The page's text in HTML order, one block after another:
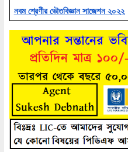
নবম শ্রেণীর ভৌতবিজ্ঞান সাজেশন ২০২২